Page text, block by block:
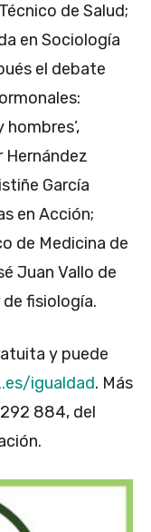
de Salud;
en Sociología
el debate
Hernández
García
en Acción;
de Medicina de
Juan Vallo de
fisiología.
y puede
igualdad. Más
884, del